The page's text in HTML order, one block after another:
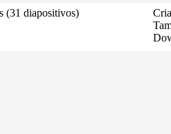
(31 diapositivos)